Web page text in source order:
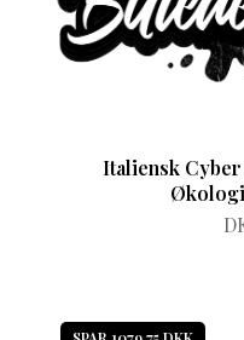
Italiensk Cyber